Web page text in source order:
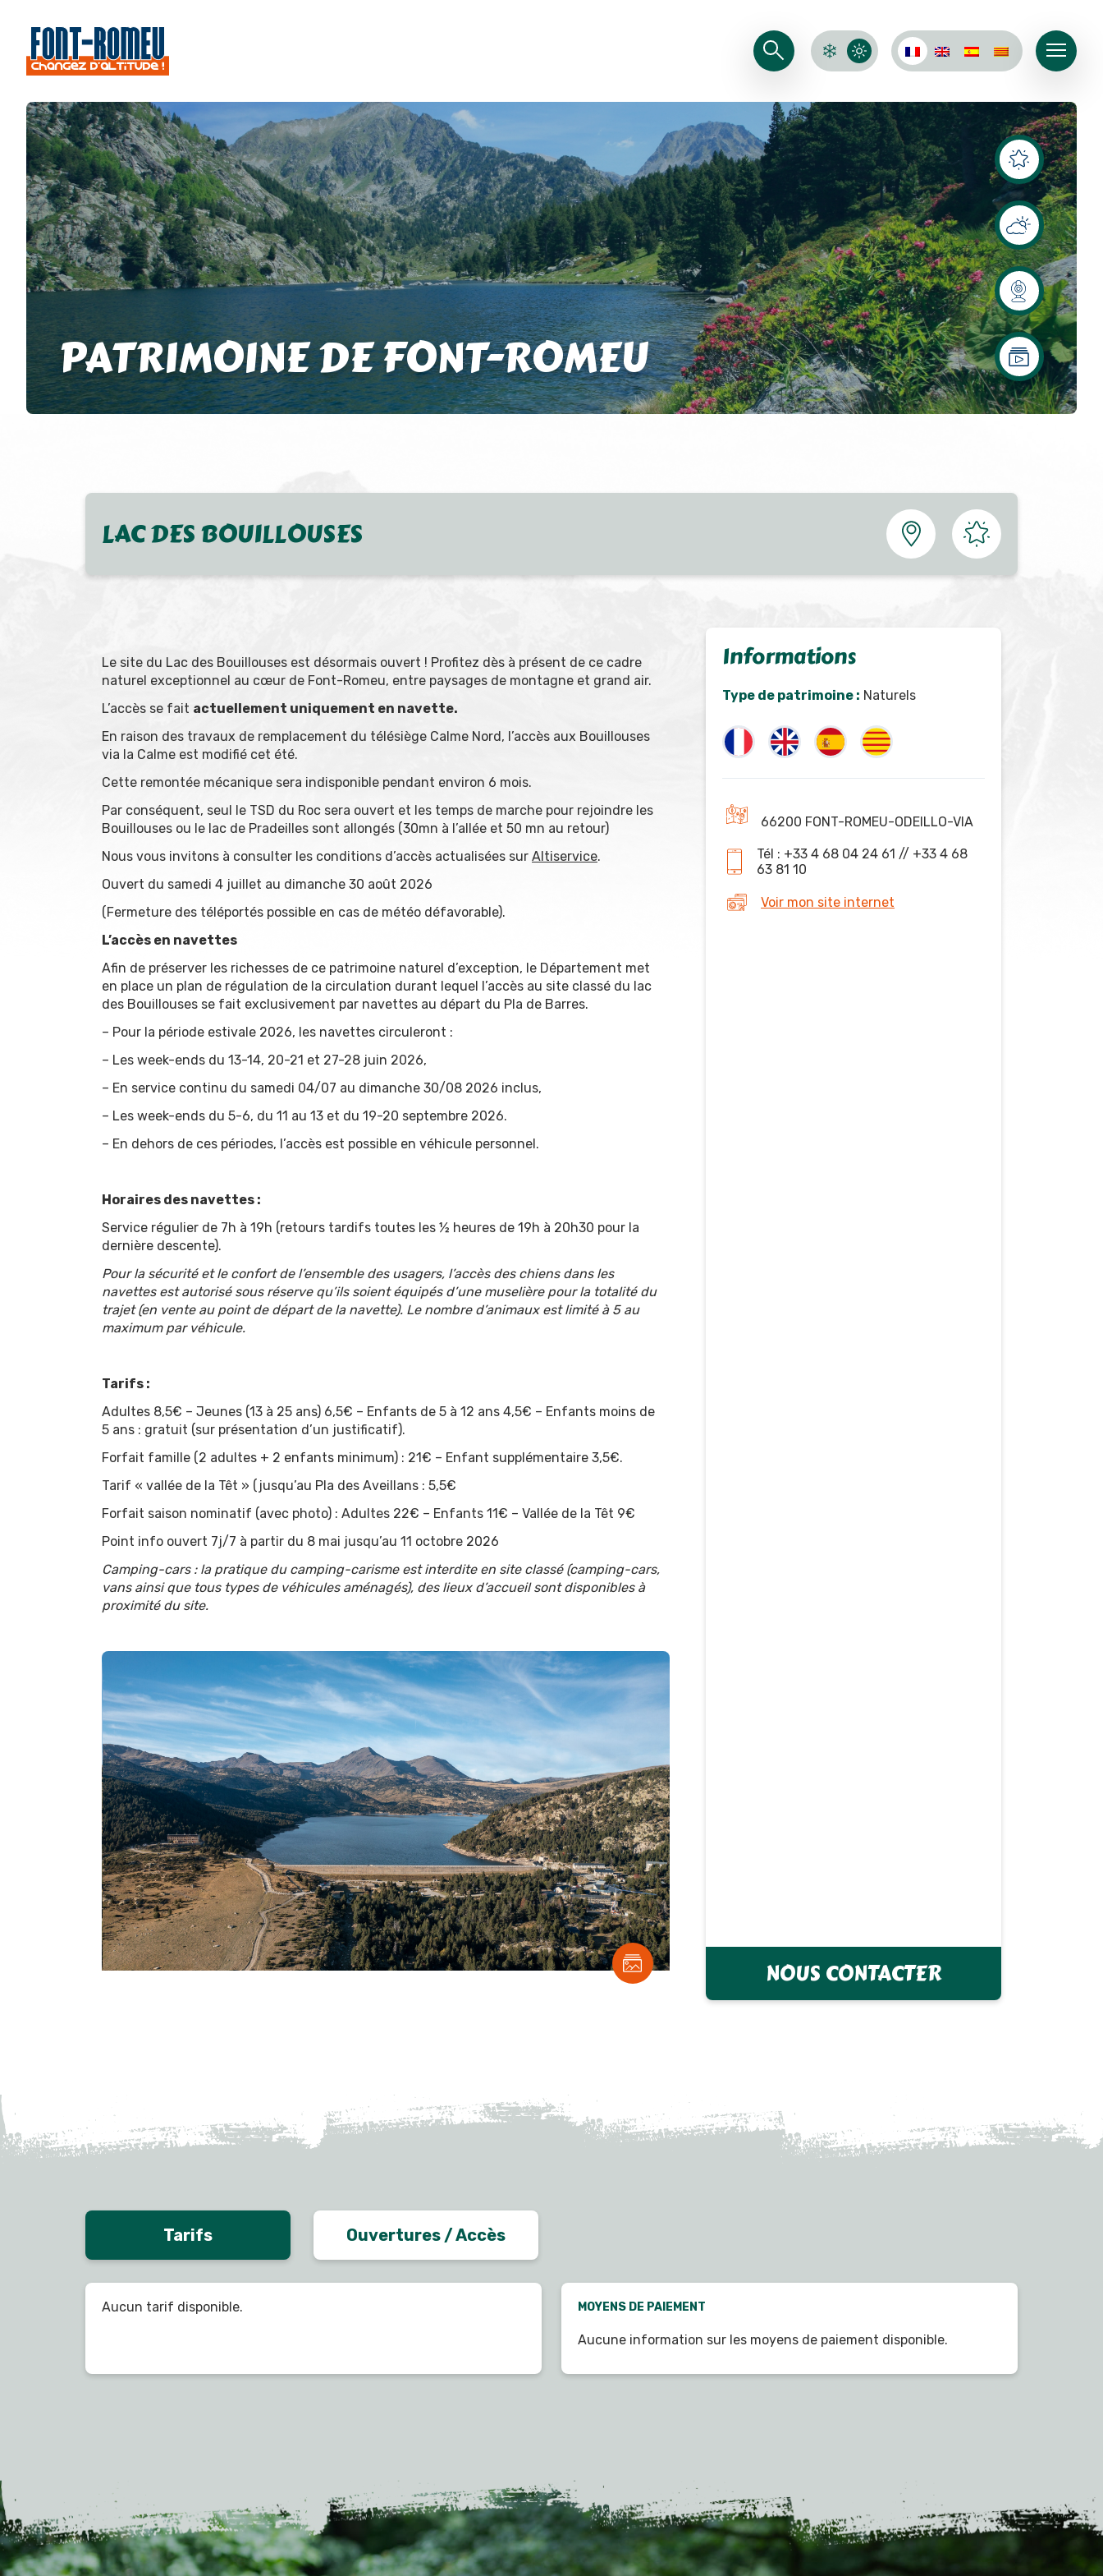
PATRIMOINE DE FONT-ROMEU
LAC DES BOUILLOUSES
Le site du Lac des Bouillouses est désormais ouvert ! Profitez dès à présent de ce cadre
naturel exceptionnel au cœur de Font-Romeu, entre paysages de montagne et grand air.
L’accès se fait actuellement uniquement en navette.
En raison des travaux de remplacement du télésiège Calme Nord, l’accès aux Bouillouses
via la Calme est modifié cet été.
Cette remontée mécanique sera indisponible pendant environ 6 mois.
Par conséquent, seul le TSD du Roc sera ouvert et les temps de marche pour rejoindre les
Bouillouses ou le lac de Pradeilles sont allongés (30mn à l’allée et 50 mn au retour)
Nous vous invitons à consulter les conditions d’accès actualisées sur Altiservice.
Ouvert du samedi 4 juillet au dimanche 30 août 2026
(Fermeture des téléportés possible en cas de météo défavorable).
L’accès en navettes
Afin de préserver les richesses de ce patrimoine naturel d’exception, le Département met
en place un plan de régulation de la circulation durant lequel l’accès au site classé du lac
des Bouillouses se fait exclusivement par navettes au départ du Pla de Barres.
– Pour la période estivale 2026, les navettes circuleront :
– Les week-ends du 13-14, 20-21 et 27-28 juin 2026,
– En service continu du samedi 04/07 au dimanche 30/08 2026 inclus,
– Les week-ends du 5-6, du 11 au 13 et du 19-20 septembre 2026.
– En dehors de ces périodes, l’accès est possible en véhicule personnel.
Horaires des navettes :
Service régulier de 7h à 19h (retours tardifs toutes les ½ heures de 19h à 20h30 pour la
dernière descente).
Pour la sécurité et le confort de l’ensemble des usagers, l’accès des chiens dans les
navettes est autorisé sous réserve qu’ils soient équipés d’une muselière pour la totalité du
trajet (en vente au point de départ de la navette). Le nombre d’animaux est limité à 5 au
maximum par véhicule.
Tarifs :
Adultes 8,5€ – Jeunes (13 à 25 ans) 6,5€ – Enfants de 5 à 12 ans 4,5€ – Enfants moins de
5 ans : gratuit (sur présentation d’un justificatif).
Forfait famille (2 adultes + 2 enfants minimum) : 21€ – Enfant supplémentaire 3,5€.
Tarif « vallée de la Têt » (jusqu’au Pla des Aveillans : 5,5€
Forfait saison nominatif (avec photo) : Adultes 22€ – Enfants 11€ – Vallée de la Têt 9€
Point info ouvert 7j/7 à partir du 8 mai jusqu’au 11 octobre 2026
Camping-cars : la pratique du camping-carisme est interdite en site classé (camping-cars,
vans ainsi que tous types de véhicules aménagés), des lieux d’accueil sont disponibles à
proximité du site.
Informations
Type de patrimoine : Naturels
66200 FONT-ROMEU-ODEILLO-VIA
Tél : +33 4 68 04 24 61 // +33 4 68
63 81 10
Voir mon site internet
NOUS CONTACTER
Tarifs Ouvertures / Accès
Aucun tarif disponible. MOYENS DE PAIEMENT
Aucune information sur les moyens de paiement disponible.